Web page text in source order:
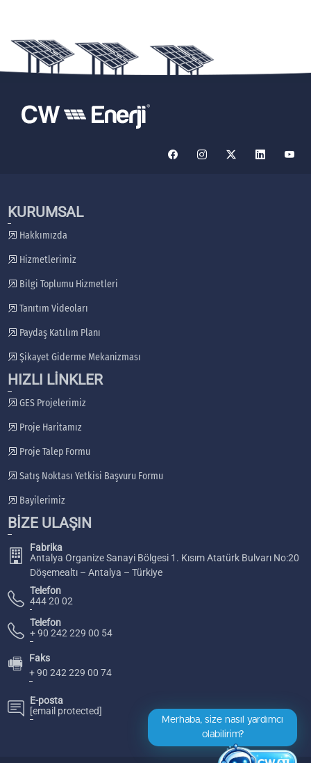
KURUMSAL
Hakkımızda
Hizmetlerimiz
Bilgi Toplumu Hizmetleri
Tanıtım Videoları
Paydaş Katılım Planı
Şikayet Giderme Mekanizması
HIZLI LİNKLER
GES Projelerimiz
Proje Haritamız
Proje Talep Formu
Satış Noktası Yetkisi Başvuru Formu
Bayilerimiz
BİZE ULAŞIN
Fabrika
Antalya Organize Sanayi Bölgesi 1. Kısım Atatürk Bulvarı No:20
Döşemealtı – Antalya – Türkiye
Telefon
444 20 02
Telefon
+ 90 242 229 00 54
🖷
Faks
+ 90 242 229 00 74
E-posta
[email protected]
Merhaba, size nasıl yardımcı
olabilirim?